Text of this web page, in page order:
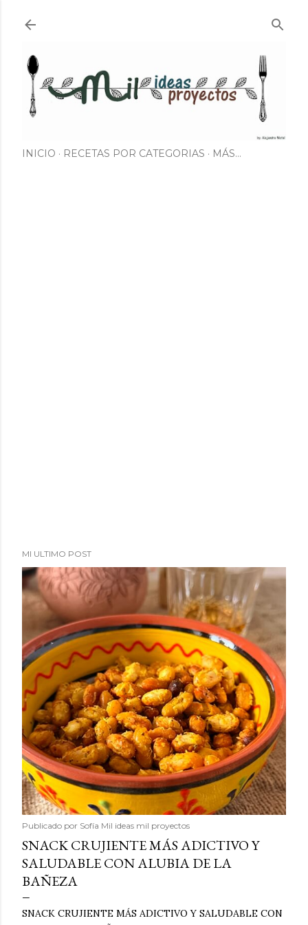
INICIO RECETAS POR CATEGORIAS MÁS…
MI ULTIMO POST
Publicado por Sofía Mil ideas mil proyectos
SNACK CRUJIENTE MÁS ADICTIVO Y
SALUDABLE CON ALUBIA DE LA
BAÑEZA
SNACK CRUJIENTE MÁS ADICTIVO Y SALUDABLE CON